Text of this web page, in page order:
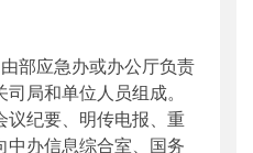
应急办或办公厅负责
局和单位人员组成。
议纪要、明传电报、重
办信息综合室、国务